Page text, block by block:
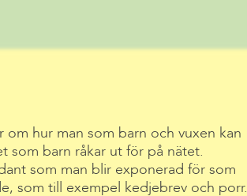
om hur man som barn och vuxen kan
som barn råkar ut för på nätet.
som man blir exponerad för som
som till exempel kedjebrev och porr.